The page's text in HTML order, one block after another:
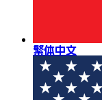
繁体中文